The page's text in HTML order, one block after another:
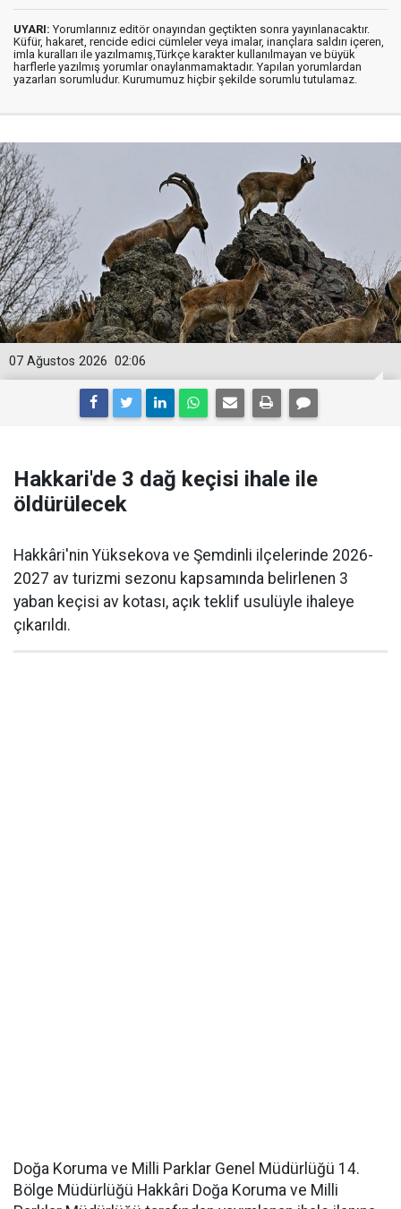
UYARI: Yorumlarınız editör onayından geçtikten sonra yayınlanacaktır.
Küfür, hakaret, rencide edici cümleler veya imalar, inançlara saldırı içeren,
imla kuralları ile yazılmamış,Türkçe karakter kullanılmayan ve büyük
harflerle yazılmış yorumlar onaylanmamaktadır. Yapılan yorumlardan
yazarları sorumludur. Kurumumuz hiçbir şekilde sorumlu tutulamaz.
02:06
07 Ağustos 2026
Hakkari'de 3 dağ keçisi ihale ile
öldürülecek
Hakkâri'nin Yüksekova ve Şemdinli ilçelerinde 2026-
2027 av turizmi sezonu kapsamında belirlenen 3
yaban keçisi av kotası, açık teklif usulüyle ihaleye
çıkarıldı.
Doğa Koruma ve Milli Parklar Genel Müdürlüğü 14.
Bölge Müdürlüğü Hakkâri Doğa Koruma ve Milli